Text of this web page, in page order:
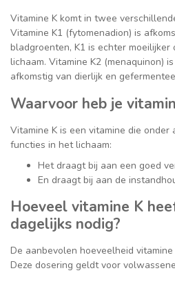
Vitamine K komt in twee
Vitamine K1 (fytomenadion) is
bladgroenten, K1 is echter moeilijker
lichaam. Vitamine K2 (menaquinon)
afkomstig van dierlijk en
Waarvoor heb je
Vitamine K is een vitamine die
functies in het lichaam:
Het draagt bij aan een goed
En draagt bij aan de
Hoeveel vitamine K
dagelijks nodig?
De aanbevolen hoeveelheid
Deze dosering geldt voor